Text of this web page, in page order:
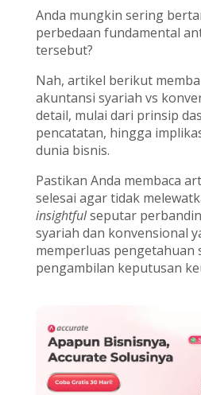
Anda mungkin sering
perbedaan fundamental
tersebut?
Nah, artikel berikut
akuntansi syariah vs
detail, mulai dari prinsip
pencatatan, hingga
dunia bisnis.
Pastikan Anda membaca
selesai agar tidak
insightfulseputar
syariah dan konvensional
memperluas pengetahuan
pengambilan keputusan